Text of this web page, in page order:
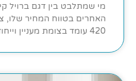
420 עומד בצומת מעניין וייחודי בתוך הקטלוג של